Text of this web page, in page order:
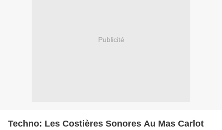
Publicité
Techno: Les Costières Sonores Au Mas Carlot